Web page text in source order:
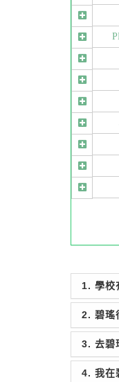
1. 學校
2. 碧瑤
3. 去碧
4. 我在